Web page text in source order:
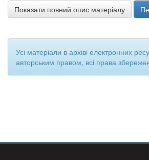
Показати повний опис матеріалу
Усі матеріали в архіві електронних
авторським правом, всі права